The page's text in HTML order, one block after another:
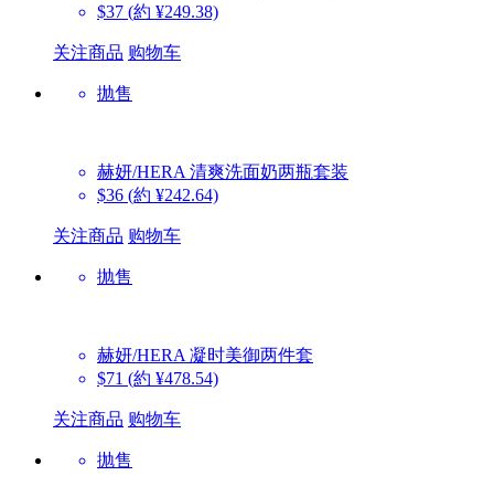
$37 (約 ¥249.38)
关注商品 购物车
抛售
赫妍/HERA 清爽洗面奶两瓶套装
$36 (約 ¥242.64)
关注商品 购物车
抛售
赫妍/HERA 凝时美御两件套
$71 (約 ¥478.54)
关注商品 购物车
抛售